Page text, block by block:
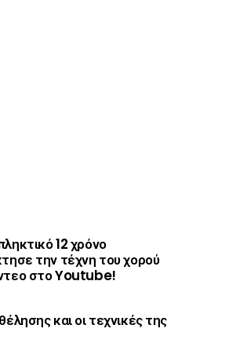
12 χρόνο
την τέχνη του χορού
στο Youtube!
και οι τεχνικές της